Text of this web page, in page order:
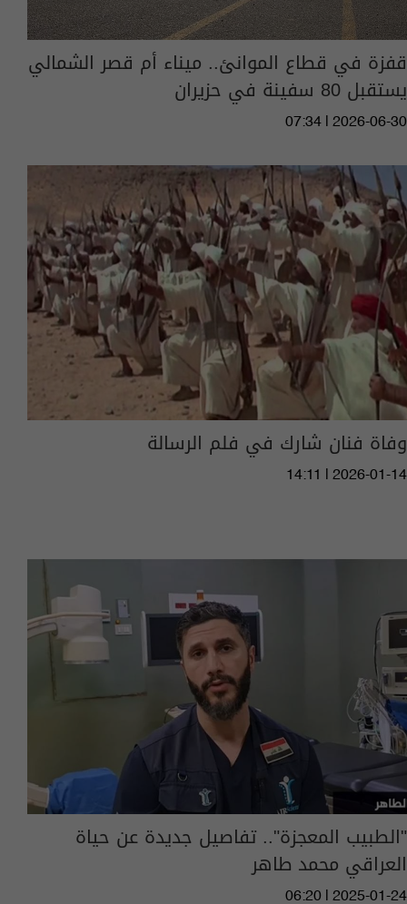
قفزة في قطاع الموانئ.. ميناء أم قصر الشمالي
يستقبل 80 سفينة في حزيران
07:34 | 2026-06-30
وفاة فنان شارك في فلم الرسالة
14:11 | 2026-01-14
"الطبيب المعجزة".. تفاصيل جديدة عن حياة
العراقي محمد طاهر
06:20 | 2025-01-24